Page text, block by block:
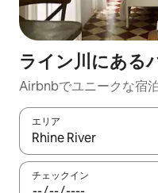
ライン川にある
Airbnbでユニークな宿
エリア
検索結果が表示された
チェックイン